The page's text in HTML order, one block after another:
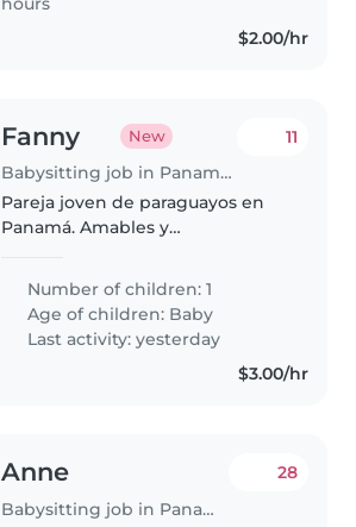
$2.00/hr
Fanny New
Babysitting job in Panama City
11
Pareja joven de paraguayos en
Panamá. Amables y
Number of children: 1
Age of children: Baby
Last activity: yesterday
$3.00/hr
Anne
Babysitting job in Panama City
28